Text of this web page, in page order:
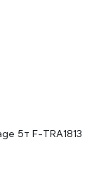
5т F-TRA1813